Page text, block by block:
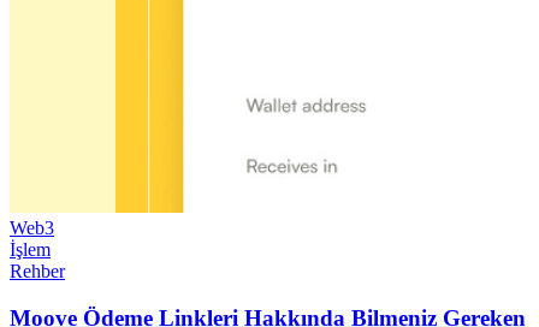
Web3
İşlem
Rehber
Moove Ödeme Linkleri Hakkında Bilmeniz Gereken